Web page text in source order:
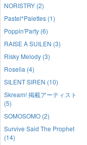
NORISTRY (2)
Pastel*Palettes (1)
Poppin'Party (6)
RAISE A SUILEN (3)
Risky Melody (3)
Roselia (4)
SILENT SIREN (10)
Skream! 掲載アーティスト
(5)
SOMOSOMO (2)
Survive Said The Prophet
(14)